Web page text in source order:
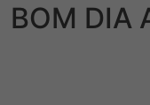
BOM DIA